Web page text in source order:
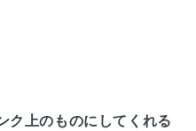
ク上のものにしてくれる